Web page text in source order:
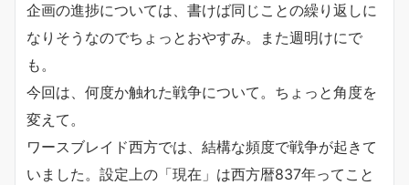
企画の進捗については、書けば同じことの繰り返しに
なりそうなのでちょっとおやすみ。また週明けにで
も。
今回は、何度か触れた戦争について。ちょっと角度を
変えて。
ワースブレイド西方では、結構な頻度で戦争が起きて
いました。設定上の「現在」は西方暦837年ってこと